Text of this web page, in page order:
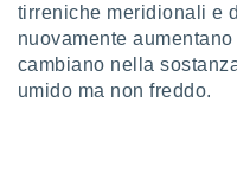
il
tirreniche meridionali e
nuovamente
cambiano nella
umido ma non freddo.